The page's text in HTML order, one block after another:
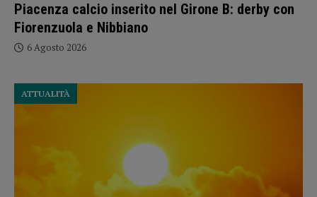
Piacenza calcio inserito nel Girone B: derby con
Fiorenzuola e Nibbiano
6 Agosto 2026
ATTUALITÀ